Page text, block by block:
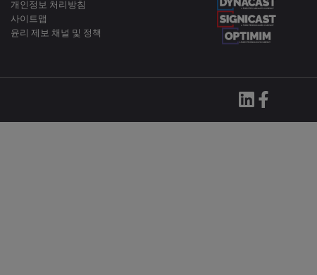
개인정보 처리방침
사이트맵
윤리 제보 채널 및 정책